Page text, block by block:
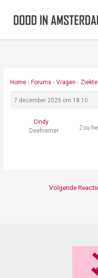
Home › Forums › Vragen › Ziekte
7 december 2025 om 18:10
Cindy
Deelnemer
Zou
Volgende